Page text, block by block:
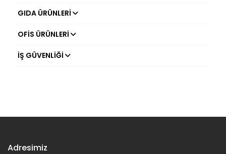
GIDA ÜRÜNLERI
OFIS ÜRÜNLERI
İŞ GÜVENLIĞI
Adresimiz